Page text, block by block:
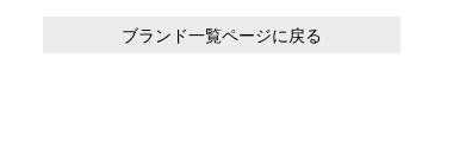
ブランド一覧ページに戻る